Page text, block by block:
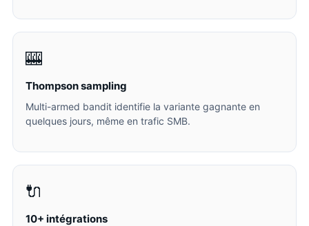
🎰
Thompson sampling
Multi-armed bandit identifie la variante gagnante en
quelques jours, même en trafic SMB.
🔌
10+ intégrations